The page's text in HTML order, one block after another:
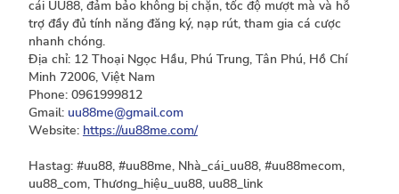
cái UU88, đảm bảo không bị chặn, tốc độ mượt mà và hỗ
trợ đầy đủ tính năng đăng ký, nạp rút, tham gia cá cược
nhanh chóng.
Địa chỉ: 12 Thoại Ngọc Hầu, Phú Trung, Tân Phú, Hồ Chí
Minh 72006, Việt Nam
Phone: 0961999812
Gmail: uu88me@gmail.com
Website: https://uu88me.com/
Hastag: #uu88, #uu88me, Nhà_cái_uu88, #uu88mecom,
uu88_com, Thương_hiệu_uu88, uu88_link